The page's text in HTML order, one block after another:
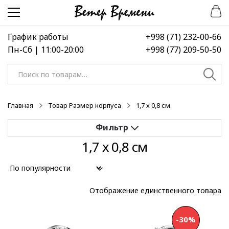
Перейти
навигации
Перейти
содержимому
График работы
Пн-Сб | 11:00-20:00
+998 (71) 232-00-66
+998 (77) 209-50-50
Искать:
Главная Товар Размер корпуса 1,7 х 0,8 см
1,7 х 0,8 см
Отображение единственного товара
-30%